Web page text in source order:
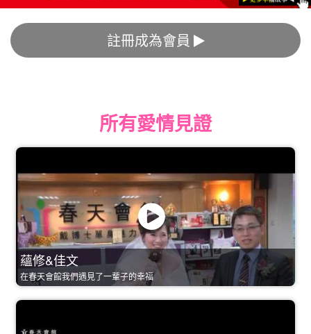
註冊成為會員
所有愛情見證
蘊修&佳文
在春天會館我們遇見了一輩子的幸福